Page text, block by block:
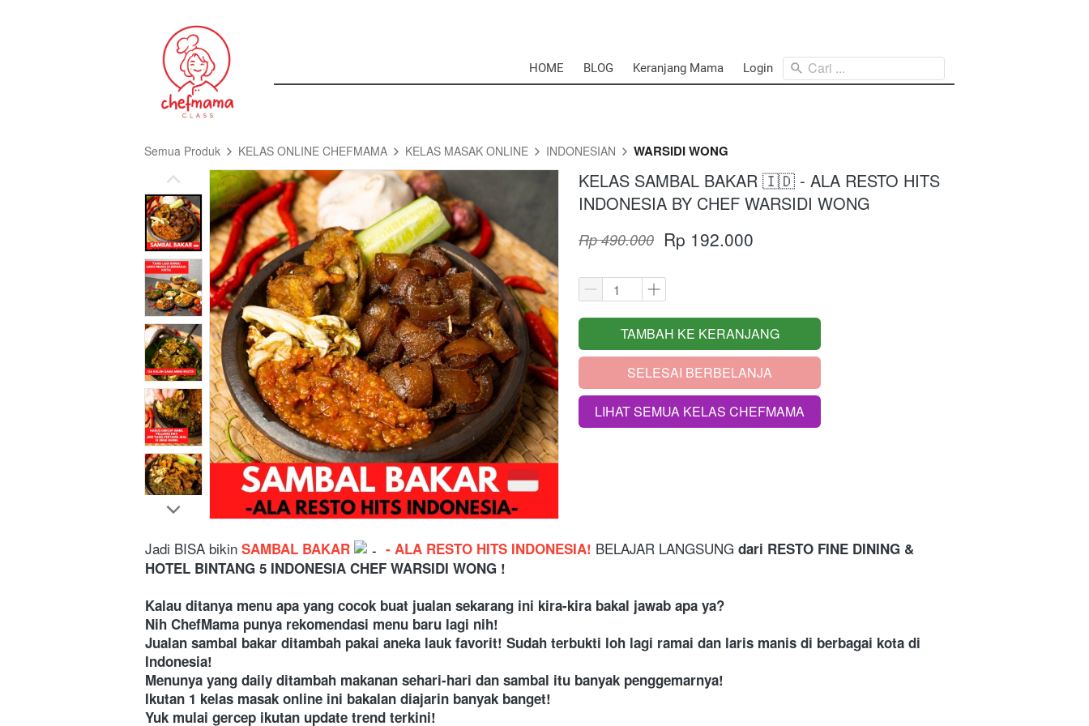
HOME BLOG Keranjang Mama Login Cari ...
Semua Produk KELAS ONLINE CHEFMAMA KELAS MASAK ONLINE INDONESIAN WARSIDI WONG
KELAS SAMBAL BAKAR 🇮🇩 - ALA RESTO HITS
INDONESIA BY CHEF WARSIDI WONG
Rp 490.000 Rp 192.000
`
TAMBAH KE KERANJANG
`SELESAI BERBELANJA
`LIHAT SEMUA KELAS CHEFMAMA
Jadi BISA bikin SAMBAL BAKAR - ALA RESTO HITS INDONESIA! BELAJAR LANGSUNG dari RESTO FINE DINING &
HOTEL BINTANG 5 INDONESIA CHEF WARSIDI WONG !
Kalau ditanya menu apa yang cocok buat jualan sekarang ini kira-kira bakal jawab apa ya?
Nih ChefMama punya rekomendasi menu baru lagi nih!
Jualan sambal bakar ditambah pakai aneka lauk favorit! Sudah terbukti loh lagi ramai dan laris manis di berbagai kota di
Indonesia!
Menunya yang daily ditambah makanan sehari-hari dan sambal itu banyak penggemarnya!
Ikutan 1 kelas masak online ini bakalan diajarin banyak banget!
Yuk mulai gercep ikutan update trend terkini!